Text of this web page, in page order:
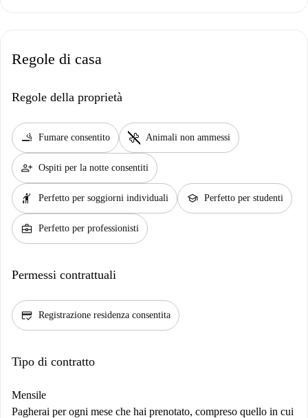
Regole di casa
Regole della proprietà
smoking_rooms Fumare consentito pet_supplies Animali non ammessi
person_add Ospiti per la notte consentiti
hail Perfetto per soggiorni individuali school Perfetto per studenti
business_center Perfetto per professionisti
Permessi contrattuali
credit_score Registrazione residenza consentita
Tipo di contratto
Mensile
Pagherai per ogni mese che hai prenotato, compreso quello in cui